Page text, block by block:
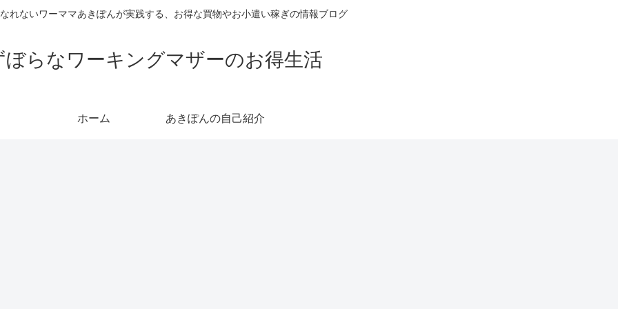
れないワーママあきぽんが実践する、お得な買物やお小遣い稼ぎの情報ブログ
ぼらなワーキングマザーのお得生活
ホーム あきぽんの自己紹介